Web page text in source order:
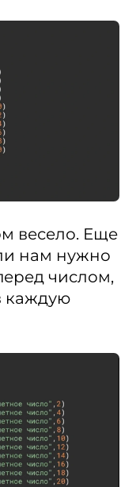
весело. Еще
нам нужно
числом,
каждую